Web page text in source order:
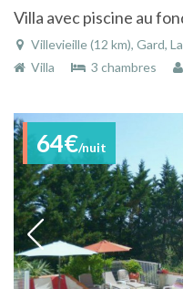
Villevieille (12 km), Gard,
Villa
3 chambres
64€/nuit